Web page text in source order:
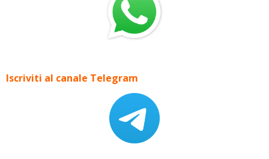
Iscriviti al canale Telegram